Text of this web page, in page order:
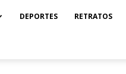
DEPORTES RETRATOS